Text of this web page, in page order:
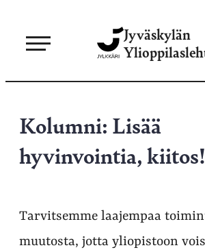
sisältöön
Jyväskylän
Kolumni: Lisää
hyvinvointia, kiitos!
Tarvitsemme laajempaa
muutosta, jotta yliopistoon